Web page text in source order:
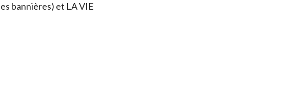
bannières) et LA VIE